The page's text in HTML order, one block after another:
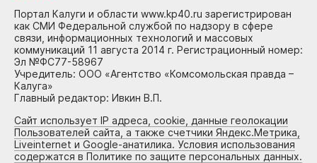
Портал Калуги и области www.kp40.ru зарегистрирован
как СМИ Федеральной службой по надзору в сфере
связи, информационных технологий и массовых
коммуникаций 11 августа 2014 г. Регистрационный номер:
Эл №ФС77-58967
Учредитель: ООО «Агентство «Комсомольская правда –
Калуга»
Главный редактор: Ивкин В.П.
Сайт использует IP адреса, cookie, данные геолокации
Пользователей сайта, а также счетчики Яндекс.Метрика,
Liveinternet и Google-анатилика. Условия использования
содержатся в Политике по защите персональных данных.